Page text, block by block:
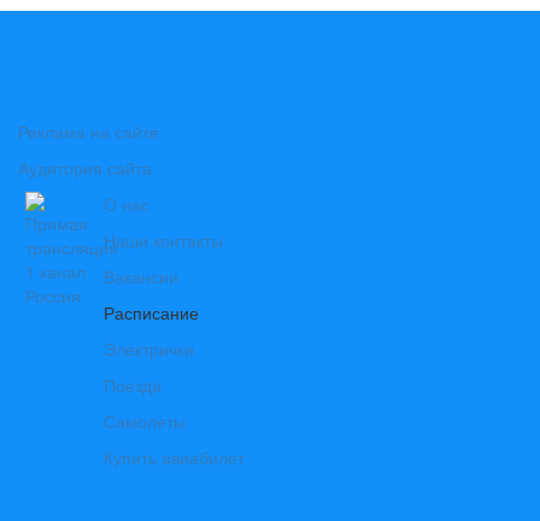
Реклама на сайте
Аудитория сайта
О нас
Наши контакты
Вакансии
Расписание
Электрички
Поезда
Самолеты
Купить авиабилет